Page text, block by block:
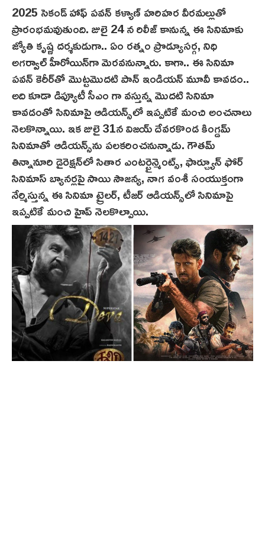
2025 సెకండ్ హాఫ్ పవన్ కళ్యాణ్ హరిహర వీరమల్లుతో
ప్రారంభమవుతుంది. జులై 24 న‌ రిలీజ్ కానున్న ఈ సినిమాకు
జ్యోతి కృష్ణ దర్శకుడుగా.. ఏం రత్నం ప్రొడ్యూసర్గ, నిధి
అగ‌ర్వాల్ హీరోయిన్‌గా మెర‌వ‌నున్నారు. కాగా.. ఈ సినిమా
ప‌వ‌న్ కెరీర్‌తో మొట్టమొదటి పాన్ ఇండియన్ మూవీ కావడం..
అది కూడా డిప్యూటీ సీఎం గా వస్తున్న మొదటి సినిమా
కావడంతో సినిమాపై ఆడియన్స్‌లో ఇప్పటికే మంచి అంచనాలు
నెల‌కొన్నాయి. ఇక జులై 31న‌ విజయ్ దేవరకొండ కింగ్డమ్
సినిమాతో ఆడియన్స్‌ను పలకరించనున్నాడు. గౌతమ్
తిన్నానూరి డైరెక్షన్‌లో సితార ఎంటర్టైన్మెంట్స్, ఫార్చ్యూన్ ఫోర్
సినిమాస్ బ్యానర్లపై సాయి సౌజన్య, నాగ వంశీ సంయుక్తంగా
నేర్మిస్తున్న ఈ సినిమా ట్రైలర్, టీజర్ ఆడియన్స్‌లో సినిమాపై
ఇప్ప‌టికే మంచి హైప్ నెలకొల్పాయి.